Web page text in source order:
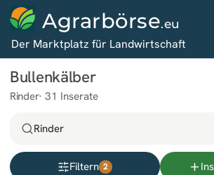
Agrarbörse.eu
Der Marktplatz für Landwirtschaft
Bullenkälber
Rinder 31 Inserate
Rinder
Filtern 2